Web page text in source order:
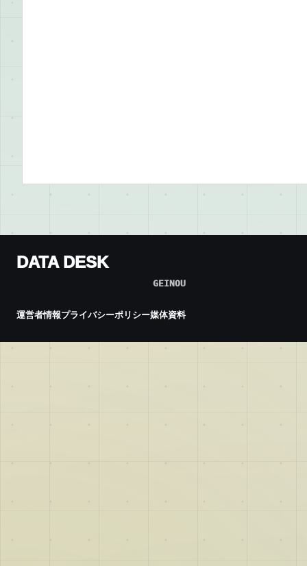
DATA DESK
GEINOU
運営者情報プライバシーポリシー媒体資料